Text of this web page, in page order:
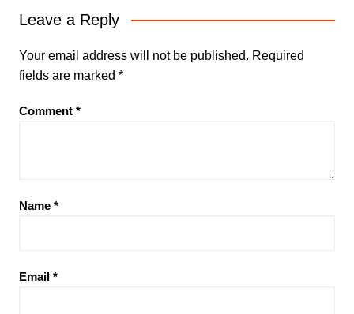
Leave a Reply
Your email address will not be published. Required
fields are marked *
Comment *
Name *
Email *